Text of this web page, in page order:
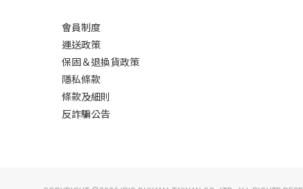
會員制度
運送政策
保固＆退換貨政策
隱私條款
條款及細則
反詐騙公告